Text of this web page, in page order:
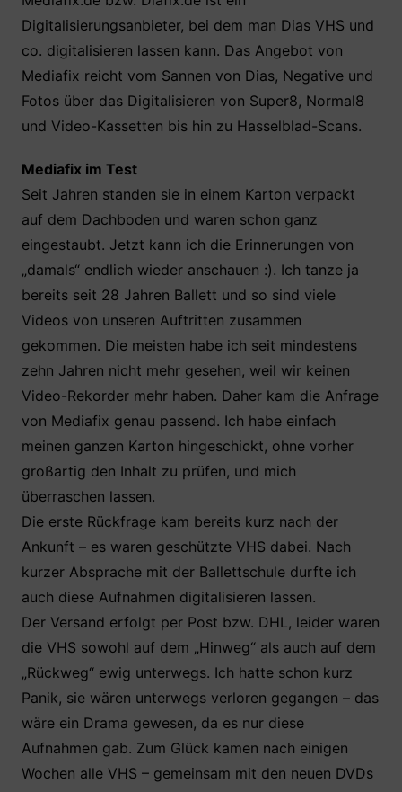
k
Digitalisierungsanbieter, bei dem man Dias VHS und
co. digitalisieren lassen kann. Das Angebot von
Mediafix reicht vom Sannen von Dias, Negative und
Fotos über das Digitalisieren von Super8, Normal8
und Video-Kassetten bis hin zu Hasselblad-Scans.
Mediafix im Test
Seit Jahren standen sie in einem Karton verpackt
auf dem Dachboden und waren schon ganz
eingestaubt. Jetzt kann ich die Erinnerungen von
„damals“ endlich wieder anschauen :). Ich tanze ja
bereits seit 28 Jahren Ballett und so sind viele
Videos von unseren Auftritten zusammen
gekommen. Die meisten habe ich seit mindestens
zehn Jahren nicht mehr gesehen, weil wir keinen
Video-Rekorder mehr haben. Daher kam die Anfrage
von Mediafix genau passend. Ich habe einfach
meinen ganzen Karton hingeschickt, ohne vorher
großartig den Inhalt zu prüfen, und mich
überraschen lassen.
Die erste Rückfrage kam bereits kurz nach der
Ankunft – es waren geschützte VHS dabei. Nach
kurzer Absprache mit der Ballettschule durfte ich
auch diese Aufnahmen digitalisieren lassen.
Der Versand erfolgt per Post bzw. DHL, leider waren
die VHS sowohl auf dem „Hinweg“ als auch auf dem
„Rückweg“ ewig unterwegs. Ich hatte schon kurz
Panik, sie wären unterwegs verloren gegangen – das
wäre ein Drama gewesen, da es nur diese
Aufnahmen gab. Zum Glück kamen nach einigen
Wochen alle VHS – gemeinsam mit den neuen DVDs